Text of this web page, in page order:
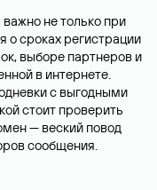
не только при
о сроках регистрации
выборе партнеров и
в интернете.
с выгодными
стоит проверить
— веский повод
сообщения.